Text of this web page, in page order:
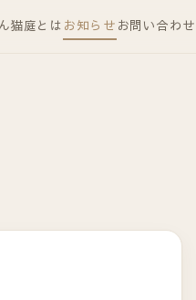
猫庭とは お知らせ お問い合わせ